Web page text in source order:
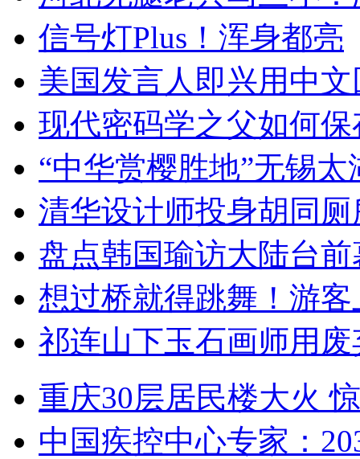
信号灯Plus！浑身都亮
美国发言人即兴用中
现代密码学之父如何
“中华赏樱胜地”无锡
清华设计师投身胡同
盘点韩国瑜访大陆台
想过桥就得跳舞！游客
祁连山下玉石画师用
重庆30层居民楼大火
中国疾控中心专家：